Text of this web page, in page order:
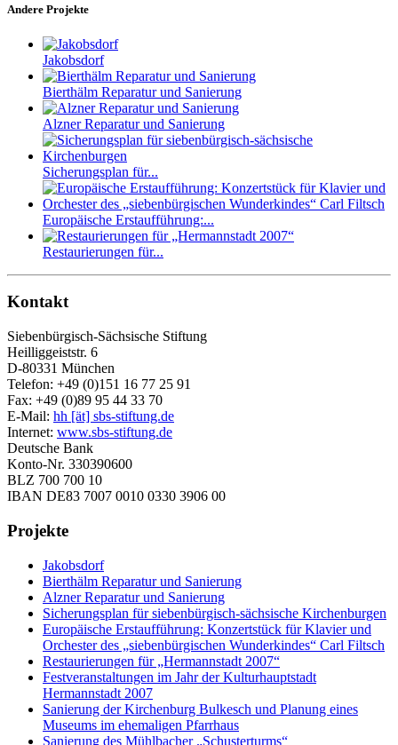
Andere Projekte
Jakobsdorf
Bierthälm Reparatur und Sanierung
Alzner Reparatur und Sanierung
Sicherungsplan für...
Europäische Erstaufführung:...
Restaurierungen für...
Kontakt
Siebenbürgisch-Sächsische Stiftung
Heilliggeiststr. 6
D-80331 München
Telefon: +49 (0)151 16 77 25 91
Fax: +49 (0)89 95 44 33 70
E-Mail: hh [ät] sbs-stiftung.de
Internet: www.sbs-stiftung.de
Deutsche Bank
Konto-Nr. 330390600
BLZ 700 700 10
IBAN DE83 7007 0010 0330 3906 00
Projekte
Jakobsdorf
Bierthälm Reparatur und Sanierung
Alzner Reparatur und Sanierung
Sicherungsplan für siebenbürgisch-sächsische Kirchenburgen
Europäische Erstaufführung: Konzertstück für Klavier und
Orchester des „siebenbürgischen Wunderkindes“ Carl Filtsch
Restaurierungen für „Hermannstadt 2007“
Festveranstaltungen im Jahr der Kulturhauptstadt
Hermannstadt 2007
Sanierung der Kirchenburg Bulkesch und Planung eines
Museums im ehemaligen Pfarrhaus
Sanierung des Mühlbacher „Schusterturms“